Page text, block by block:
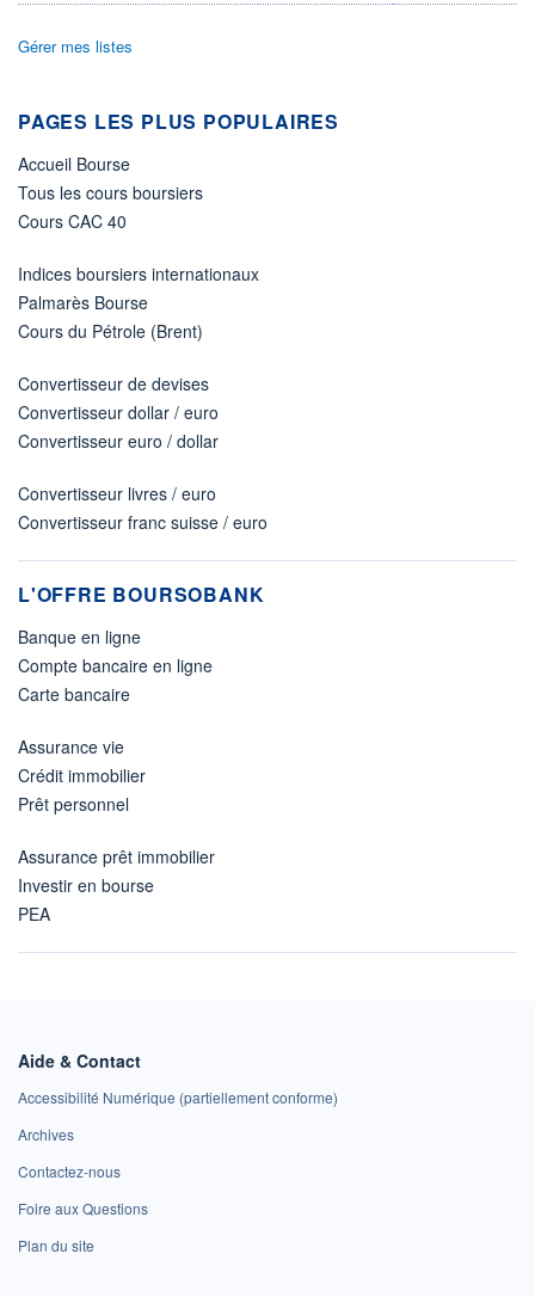
ÉLIGIBILITÉ
Non éligible
+ PORTEFEUILLE
Gérer mes listes
PAGES LES PLUS POPULAIRES
Accueil Bourse
Tous les cours boursiers
Cours CAC 40
Indices boursiers internationaux
Palmarès Bourse
Cours du Pétrole (Brent)
Convertisseur de devises
Convertisseur dollar / euro
Convertisseur euro / dollar
Convertisseur livres / euro
Convertisseur franc suisse / euro
L'OFFRE BOURSOBANK
Banque en ligne
Compte bancaire en ligne
Carte bancaire
Assurance vie
Crédit immobilier
Prêt personnel
Assurance prêt immobilier
Investir en bourse
PEA
Aide & Contact
Accessibilité Numérique (partiellement conforme)
Archives
Contactez-nous
Foire aux Questions
Plan du site